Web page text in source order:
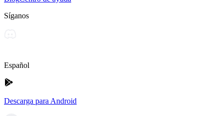
Síganos
Español
Descarga para Android